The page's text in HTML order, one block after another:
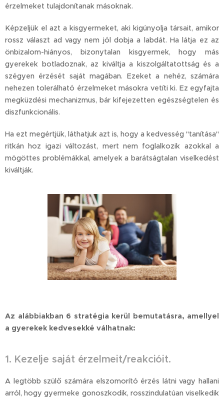
érzelmeket tulajdonítanak másoknak.
Képzeljük el azt a kisgyermeket, aki kigúnyolja társait, amikor
rossz választ ad vagy nem jól dobja a labdát. Ha látja ez az
önbizalom-hiányos, bizonytalan kisgyermek, hogy más
gyerekek botladoznak, az kiváltja a kiszolgáltatottság és a
szégyen érzését saját magában. Ezeket a nehéz, számára
nehezen tolerálható érzelmeket másokra vetíti ki. Ez egyfajta
megküzdési mechanizmus, bár kifejezetten egészségtelen és
diszfunkcionális.
Ha ezt megértjük, láthatjuk azt is, hogy a kedvesség "tanítása"
ritkán hoz igazi változást, mert nem foglalkozik azokkal a
mögöttes problémákkal, amelyek a barátságtalan viselkedést
kiváltják.
Az alábbiakban 6 stratégia kerül bemutatásra, amellyel
a gyerekek kedvesekké válhatnak:
1. Kezelje saját érzelmeit/reakcióit.
A legtöbb szülő számára elszomorító érzés látni vagy hallani
arról, hogy gyermeke gonoszkodik, rosszindulatúan viselkedik